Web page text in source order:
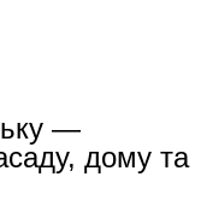
—
дому та